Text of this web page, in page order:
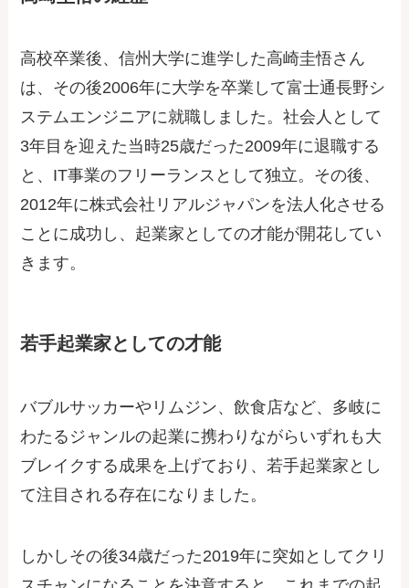
高校卒業後、信州大学に進学した高崎圭悟さん
は、その後2006年に大学を卒業して富士通長野シ
ステムエンジニアに就職しました。社会人として
3年目を迎えた当時25歳だった2009年に退職する
と、IT事業のフリーランスとして独立。その後、
2012年に株式会社リアルジャパンを法人化させる
ことに成功し、起業家としての才能が開花してい
きます。
若手起業家としての才能
バブルサッカーやリムジン、飲食店など、多岐に
わたるジャンルの起業に携わりながらいずれも大
ブレイクする成果を上げており、若手起業家とし
て注目される存在になりました。
しかしその後34歳だった2019年に突如としてクリ